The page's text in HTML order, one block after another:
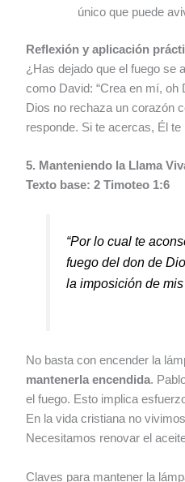
único que puede
Reflexión y aplicación
¿Has dejado que el fuego se
como David: “Crea en mí,
Dios no rechaza un corazón
responde. Si te acercas, Él te
5. Manteniendo la Llama
Texto base: 2 Timoteo 1:6
“Por lo cual te
fuego del don de
la imposición de mis
No basta con encender la
mantenerla encendida.
el fuego. Esto implica
En la vida cristiana no
Necesitamos renovar el
Claves para mantener la